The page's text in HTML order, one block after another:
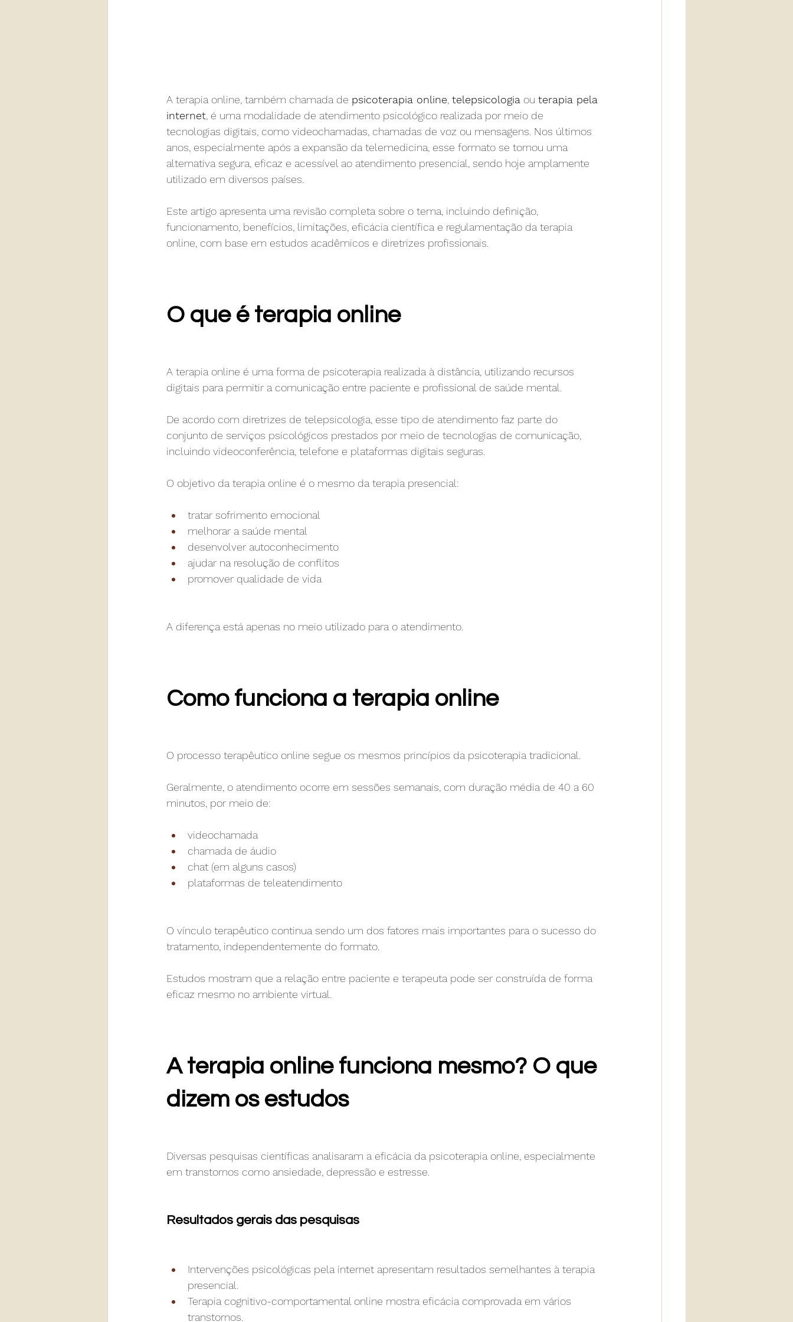
A terapia online, também chamada de psicoterapia online, telepsicologia ou terapia pela
internet, é uma modalidade de atendimento psicológico realizada por meio de
tecnologias digitais, como videochamadas, chamadas de voz ou mensagens. Nos últimos
anos, especialmente após a expansão da telemedicina, esse formato se tornou uma
alternativa segura, eficaz e acessível ao atendimento presencial, sendo hoje amplamente
utilizado em diversos países.
Este artigo apresenta uma revisão completa sobre o tema, incluindo definição,
funcionamento, benefícios, limitações, eficácia científica e regulamentação da terapia
online, com base em estudos acadêmicos e diretrizes profissionais.
O que é terapia online
A terapia online é uma forma de psicoterapia realizada à distância, utilizando recursos
digitais para permitir a comunicação entre paciente e profissional de saúde mental.
De acordo com diretrizes de telepsicologia, esse tipo de atendimento faz parte do
conjunto de serviços psicológicos prestados por meio de tecnologias de comunicação,
incluindo videoconferência, telefone e plataformas digitais seguras.
O objetivo da terapia online é o mesmo da terapia presencial:
tratar sofrimento emocional
melhorar a saúde mental
desenvolver autoconhecimento
ajudar na resolução de conflitos
promover qualidade de vida
A diferença está apenas no meio utilizado para o atendimento.
Como funciona a terapia online
O processo terapêutico online segue os mesmos princípios da psicoterapia tradicional.
Geralmente, o atendimento ocorre em sessões semanais, com duração média de 40 a 60
minutos, por meio de:
videochamada
chamada de áudio
chat (em alguns casos)
plataformas de teleatendimento
O vínculo terapêutico continua sendo um dos fatores mais importantes para o sucesso do
tratamento, independentemente do formato.
Estudos mostram que a relação entre paciente e terapeuta pode ser construída de forma
eficaz mesmo no ambiente virtual.
A terapia online funciona mesmo? O que
dizem os estudos
Diversas pesquisas científicas analisaram a eficácia da psicoterapia online, especialmente
em transtornos como ansiedade, depressão e estresse.
Resultados gerais das pesquisas
Intervenções psicológicas pela internet apresentam resultados semelhantes à terapia
presencial.
Terapia cognitivo-comportamental online mostra eficácia comprovada em vários
transtornos.